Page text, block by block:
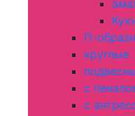
П-
круглые
с
с